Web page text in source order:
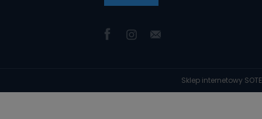
Sklep internetowy SOTE